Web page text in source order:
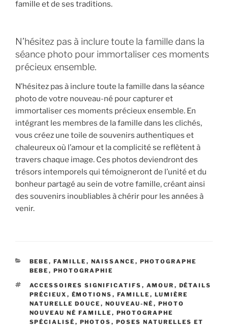
famille et de ses traditions.
N’hésitez pas à inclure toute la famille dans la
séance photo pour immortaliser ces moments
précieux ensemble.
N’hésitez pas à inclure toute la famille dans la séance
photo de votre nouveau-né pour capturer et
immortaliser ces moments précieux ensemble. En
intégrant les membres de la famille dans les clichés,
vous créez une toile de souvenirs authentiques et
chaleureux où l’amour et la complicité se reflètent à
travers chaque image. Ces photos deviendront des
trésors intemporels qui témoigneront de l’unité et du
bonheur partagé au sein de votre famille, créant ainsi
des souvenirs inoubliables à chérir pour les années à
venir.
CATÉGORIES
BEBE , FAMILLE , NAISSANCE , PHOTOGRAPHE
BEBE , PHOTOGRAPHIE
ÉTIQUETTES
ACCESSOIRES SIGNIFICATIFS , AMOUR , DÉTAILS
PRÉCIEUX , ÉMOTIONS , FAMILLE , LUMIÈRE
NATURELLE DOUCE , NOUVEAU-NÉ , PHOTO
NOUVEAU NÉ FAMILLE , PHOTOGRAPHE
SPÉCIALISÉ , PHOTOS , POSES NATURELLES ET